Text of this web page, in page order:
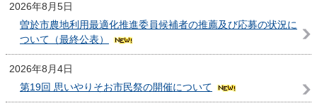
2026年8月5日
曽於市農地利用最適化推進委員候補者の推薦及び応募の状況に
ついて（最終公表）
2026年8月4日
第19回 思いやりそお市民祭の開催について